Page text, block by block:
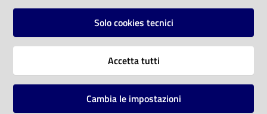
Vai alla pagina
Solo cookies tecnici
Accetta tutti
Cambia le impostazioni